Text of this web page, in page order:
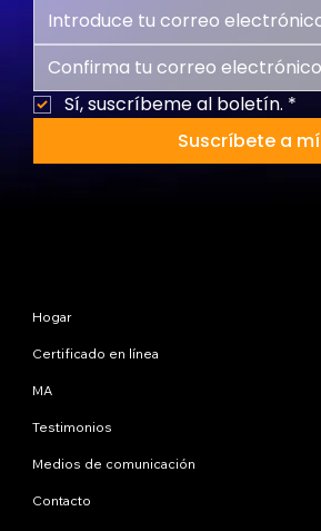
Sí, suscríbeme al boletín. *
Suscríbete a mí
Hogar
Certificado en línea
MA
Testimonios
Medios de comunicación
Contacto